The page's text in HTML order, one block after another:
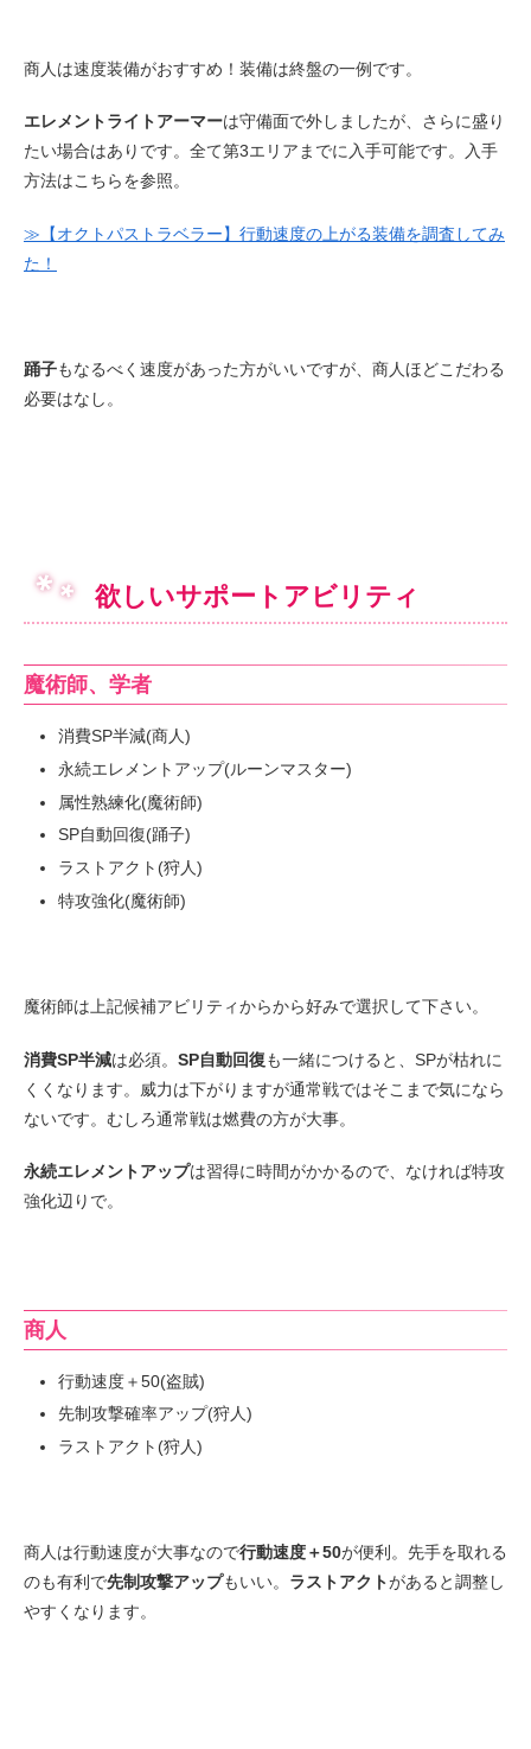
商人は速度装備がおすすめ！装備は終盤の一例です。
エレメントライトアーマーは守備面で外しましたが、さらに盛り
たい場合はありです。全て第3エリアまでに入手可能です。入手
方法はこちらを参照。
≫【オクトパストラベラー】行動速度の上がる装備を調査してみ
た！
踊子もなるべく速度があった方がいいですが、商人ほどこだわる
必要はなし。
欲しいサポートアビリティ
魔術師、学者
消費SP半減(商人)
永続エレメントアップ(ルーンマスター)
属性熟練化(魔術師)
SP自動回復(踊子)
ラストアクト(狩人)
特攻強化(魔術師)
魔術師は上記候補アビリティからから好みで選択して下さい。
消費SP半減は必須。 SP自動回復も一緒につけると、SPが枯れに
くくなります。威力は下がりますが通常戦ではそこまで気になら
ないです。むしろ通常戦は燃費の方が大事。
永続エレメントアップは習得に時間がかかるので、なければ特攻
強化辺りで。
商人
行動速度＋50(盗賊)
先制攻撃確率アップ(狩人)
ラストアクト(狩人)
商人は行動速度が大事なので行動速度＋50が便利。先手を取れる
のも有利で先制攻撃アップもいい。 ラストアクトがあると調整し
やすくなります。